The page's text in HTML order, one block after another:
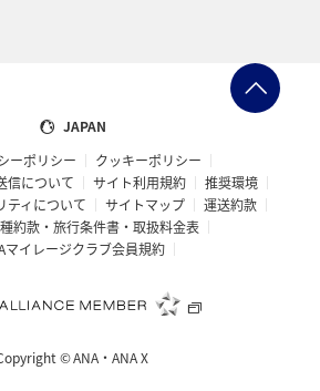
JAPAN
ーポリシー
クッキーポリシー
信について
サイト利用規約
推奨環境
ティについて
サイトマップ
運送約款
約款・旅行条件書・取扱料金表
マイレージクラブ会員規約
©ANA・ANA X